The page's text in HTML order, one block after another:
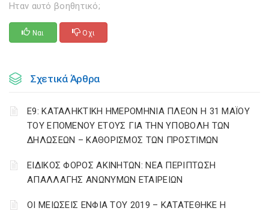
Ηταν αυτό βοηθητικό;
Ναι Οχι
Σχετικά Άρθρα
Ε9: ΚΑΤΑΛΗΚΤΙΚΗ ΗΜΕΡΟΜΗΝΙΑ ΠΛΕΟΝ Η 31 ΜΑΪΟΥ
ΤΟΥ ΕΠΟΜΕΝΟΥ ΕΤΟΥΣ ΓΙΑ ΤΗΝ ΥΠΟΒΟΛΗ ΤΩΝ
ΔΗΛΩΣΕΩΝ – ΚΑΘΟΡΙΣΜΟΣ ΤΩΝ ΠΡΟΣΤΙΜΩΝ
ΕΙΔΙΚΟΣ ΦΟΡΟΣ ΑΚΙΝΗΤΩΝ: ΝΕΑ ΠΕΡΙΠΤΩΣΗ
ΑΠΑΛΛΑΓΗΣ ΑΝΩΝΥΜΩΝ ΕΤΑΙΡΕΙΩΝ
ΟΙ ΜΕΙΩΣΕΙΣ ΕΝΦΙΑ ΤΟΥ 2019 – ΚΑΤΑΤΕΘΗΚΕ Η